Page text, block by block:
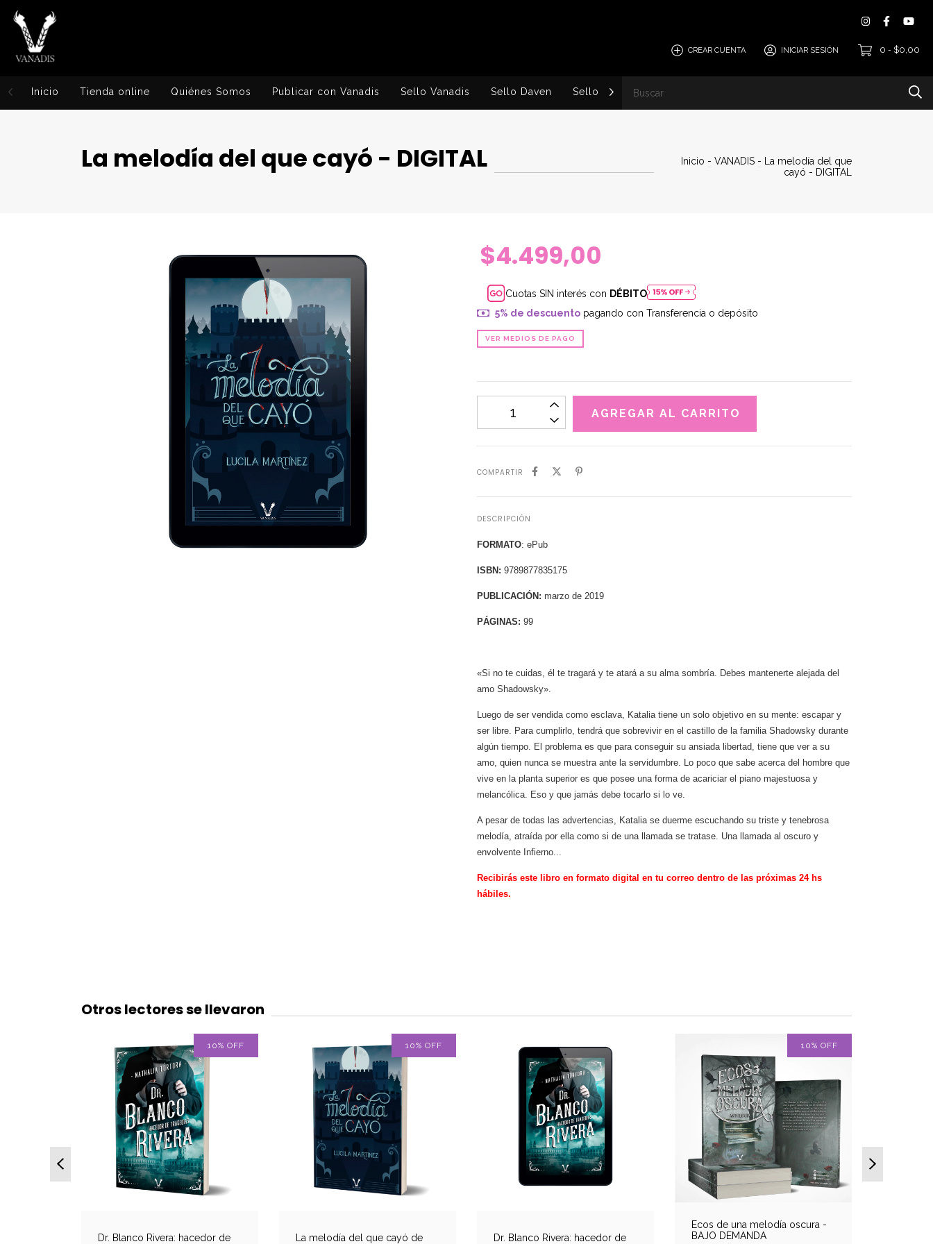
CREAR CUENTA INICIAR SESIÓN 0 - $0,00
Inicio Tienda online Quiénes Somos Publicar con Vanadis Sello Vanadis Sello Daven Sello Ingvi Tesoro Vanir
La melodía del que cayó - DIGITAL Inicio - VANADIS -
La melodía del que
cayó - DIGITAL
$4.499,00
Cuotas SIN interés con DÉBITO
5% de descuentopagando con Transferencia o depósito
VER MEDIOS DE PAGO
COMPARTIR
DESCRIPCIÓN
FORMATO: ePub
ISBN: 9789877835175
PUBLICACIÓN: marzo de 2019
PÁGINAS: 99
«Si no te cuidas, él te tragará y te atará a su alma sombría. Debes mantenerte alejada del
amo Shadowsky».
Luego de ser vendida como esclava, Katalia tiene un solo objetivo en su mente: escapar y
ser libre. Para cumplirlo, tendrá que sobrevivir en el castillo de la familia Shadowsky durante
algún tiempo. El problema es que para conseguir su ansiada libertad, tiene que ver a su
amo, quien nunca se muestra ante la servidumbre. Lo poco que sabe acerca del hombre que
vive en la planta superior es que posee una forma de acariciar el piano majestuosa y
melancólica. Eso y que jamás debe tocarlo si lo ve.
A pesar de todas las advertencias, Katalia se duerme escuchando su triste y tenebrosa
melodía, atraída por ella como si de una llamada se tratase. Una llamada al oscuro y
envolvente Infierno...
Recibirás este libro en formato digital en tu correo dentro de las próximas 24 hs
hábiles.
Otros lectores se llevaron
10% OFF
Dr. Blanco Rivera: hacedor de
10% OFF
La melodía del que cayó de
Dr. Blanco Rivera: hacedor de
10% OFF
Ecos de una melodía oscura -
BAJO DEMANDA